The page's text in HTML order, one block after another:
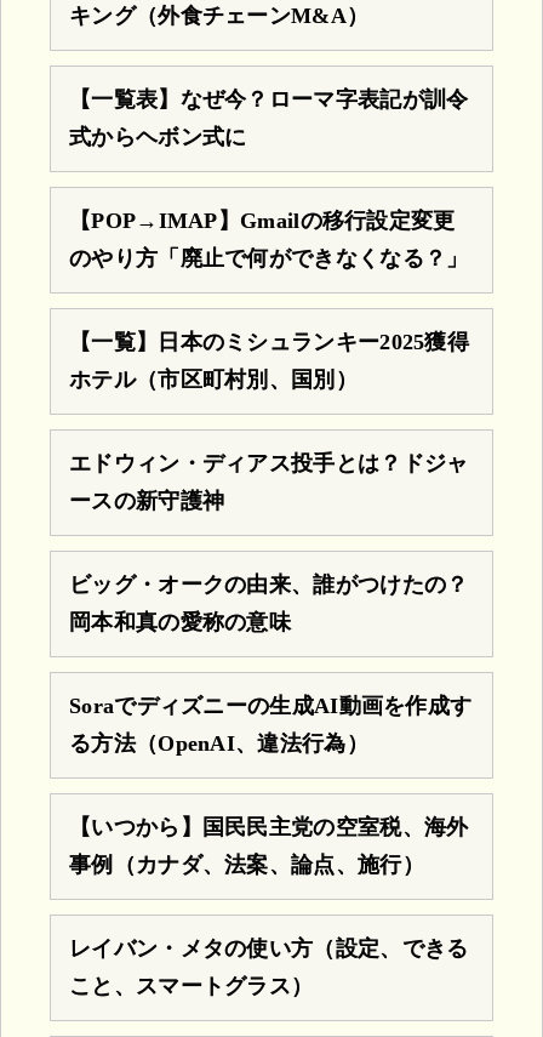
キング（外食チェーンM&A）
【一覧表】なぜ今？ローマ字表記が訓令
式からヘボン式に
【POP→IMAP】Gmailの移行設定変更
のやり方「廃止で何ができなくなる？」
【一覧】日本のミシュランキー2025獲得
ホテル（市区町村別、国別）
エドウィン・ディアス投手とは？ドジャ
ースの新守護神
ビッグ・オークの由来、誰がつけたの？
岡本和真の愛称の意味
Soraでディズニーの生成AI動画を作成す
る方法（OpenAI、違法行為）
【いつから】国民民主党の空室税、海外
事例（カナダ、法案、論点、施行）
レイバン・メタの使い方（設定、できる
こと、スマートグラス）